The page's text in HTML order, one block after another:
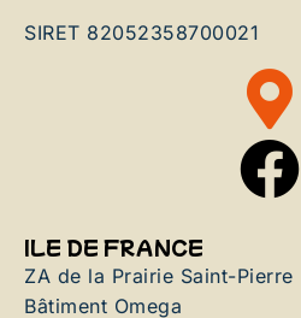
SIRET 82052358700021
ILE DE FRANCE
ZA de la Prairie Saint-Pierre
Bâtiment Omega